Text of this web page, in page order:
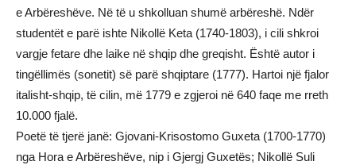
e Arbëreshëve. Në të u shkolluan shumë arbëreshë. Ndër
studentët e parë ishte Nikollë Keta (1740-1803), i cili shkroi
vargje fetare dhe laike në shqip dhe greqisht. Është autor i
tingëllimës (sonetit) së parë shqiptare (1777). Hartoi një fjalor
italisht-shqip, të cilin, më 1779 e zgjeroi në 640 faqe me rreth
10.000 fjalë.
Poetë të tjerë janë: Gjovani-Krisostomo Guxeta (1700-1770)
nga Hora e Arbëreshëve, nip i Gjergj Guxetës; Nikollë Suli